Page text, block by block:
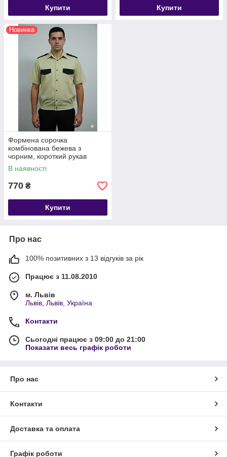
Купити Купити
Новинка
Формена сорочка
комбінована бежева з
чорним, короткий рукав
В наявності
770 ₴
Купити
Про нас
100% позитивних з 13 відгуків за рік
Працює з 11.08.2010
м. Львів
Львів, Львів, Україна
Контакти
Сьогодні працює з 09:00 до 21:00
Показати весь графік роботи
Про нас
Контакти
Доставка та оплата
Графік роботи